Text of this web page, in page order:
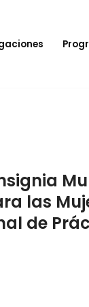
las
de